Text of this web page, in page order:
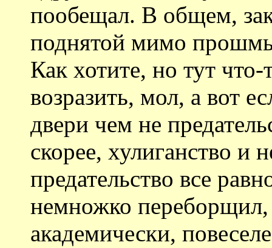
пообещал. В общем,
поднятой мимо
Как хотите, но тут
возразить, мол, а вот
двери чем не
скорее, хулиганство и
предательство все
немножко переборщил,
академически,